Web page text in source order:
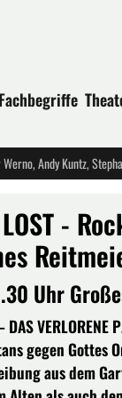
Fachbegriffe
-
Uhr
gegen Gottes
aus dem